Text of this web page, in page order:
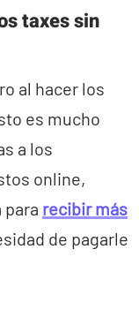
taxes sin
al hacer los
es mucho
a los
online,
recibir más
de pagarle